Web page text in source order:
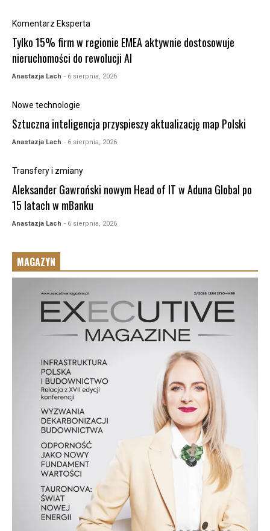
Komentarz Eksperta
Tylko 15% firm w regionie EMEA aktywnie dostosowuje
nieruchomości do rewolucji AI
Anastazja Lach - 6 sierpnia, 2026
Nowe technologie
Sztuczna inteligencja przyspieszy aktualizację map Polski
Anastazja Lach - 6 sierpnia, 2026
Transfery i zmiany
Aleksander Gawroński nowym Head of IT w Aduna Global po
15 latach w mBanku
Anastazja Lach - 6 sierpnia, 2026
MAGAZYN